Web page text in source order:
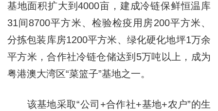
基地面积扩大到4000亩，建成冷链保鲜恒温库
31间8700平方米、检验检疫用房200平方米、
分拣包装库房1200平方米、绿化硬化地坪1万余
平方米，合作社冷链仓储达到5万吨以上，成为
粤港澳大湾区“菜篮子”基地之一。
该基地采取“公司+合作社+基地+农户”的生